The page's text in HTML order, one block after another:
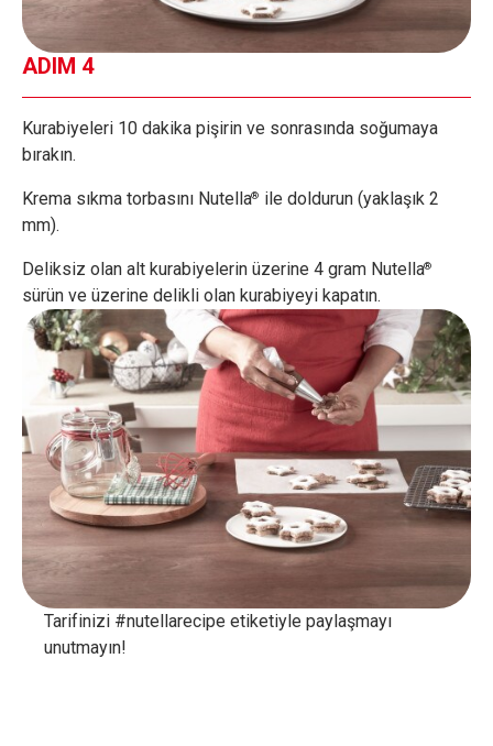
ADIM 4
Kurabiyeleri 10 dakika pişirin ve sonrasında soğumaya
bırakın.
Krema sıkma torbasını Nutella® ile doldurun (yaklaşık 2
mm).
Deliksiz olan alt kurabiyelerin üzerine 4 gram Nutella®
sürün ve üzerine delikli olan kurabiyeyi kapatın.
Tarifinizi #nutellarecipe etiketiyle paylaşmayı
unutmayın!